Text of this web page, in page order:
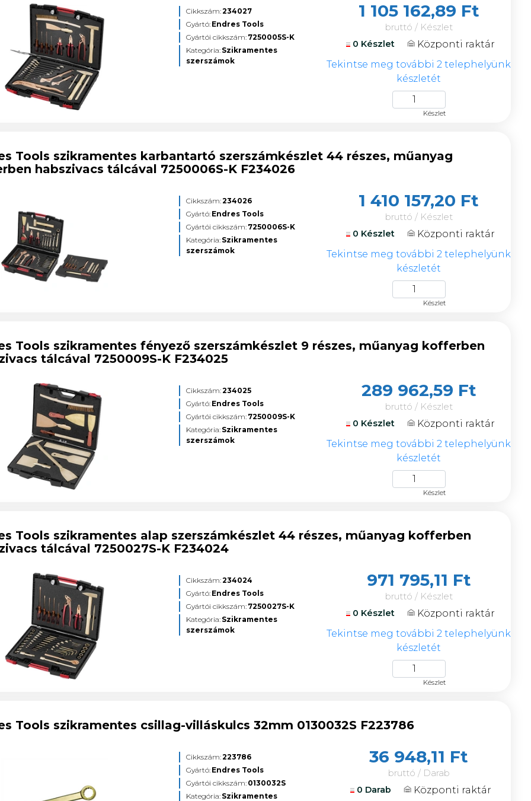
Cikkszám:234027
Gyártó: Endres Tools
Gyártói cikkszám: 7250005S-K
Kategória: Szikramentes
szerszámok
1 105 162,89 Ft
bruttó / Készlet
0 Készlet
Központi raktár
Tekintse meg további 2 telephelyünk
készletét
Készlet
Tools szikramentes karbantartó szerszámkészlet 44 részes, műanyag
habszivacs tálcával 7250006S-K F234026
Cikkszám:234026
Gyártó: Endres Tools
Gyártói cikkszám: 7250006S-K
Kategória: Szikramentes
szerszámok
1 410 157,20 Ft
bruttó / Készlet
0 Készlet
Központi raktár
Tekintse meg további 2 telephelyünk
készletét
Készlet
Tools szikramentes fényező szerszámkészlet 9 részes, műanyag kofferben
tálcával 7250009S-K F234025
Cikkszám:234025
Gyártó: Endres Tools
Gyártói cikkszám: 7250009S-K
Kategória: Szikramentes
szerszámok
289 962,59 Ft
bruttó / Készlet
0 Készlet
Központi raktár
Tekintse meg további 2 telephelyünk
készletét
Készlet
Tools szikramentes alap szerszámkészlet 44 részes, műanyag kofferben
tálcával 7250027S-K F234024
Cikkszám:234024
Gyártó: Endres Tools
Gyártói cikkszám: 7250027S-K
Kategória: Szikramentes
szerszámok
971 795,11 Ft
bruttó / Készlet
0 Készlet
Központi raktár
Tekintse meg további 2 telephelyünk
készletét
Készlet
Tools szikramentes csillag-villáskulcs 32mm 0130032S F223786
Cikkszám:223786
Gyártó: Endres Tools
Gyártói cikkszám: 0130032S
Kategória: Szikramentes
36 948,11 Ft
bruttó / Darab
0 Darab
Központi raktár